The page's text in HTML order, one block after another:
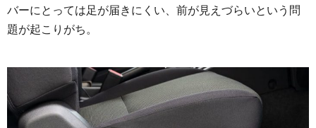
バーにとっては足が届きにくい、前が見えづらいという問
題が起こりがち。